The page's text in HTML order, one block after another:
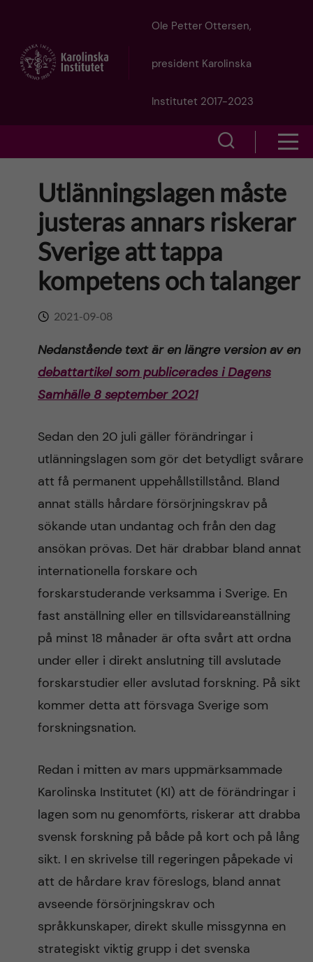
t
Ole Petter Ottersen,
president Karolinska
Institutet 2017-2023
o
w
e
c
h
i
e
l
d
m
n
u
Utlänningslagen måste
justeras annars riskerar
Sverige att tappa
kompetens och talanger
2021-09-08
Nedanstående text är en längre version av en
debattartikel som publicerades i Dagens
Samhälle 8 september 2021
Sedan den 20 juli gäller förändringar i
utlänningslagen som gör det betydligt svårare
att få permanent uppehållstillstånd. Bland
annat ställs hårdare försörjningskrav på
sökande utan undantag och från den dag
ansökan prövas. Det här drabbar bland annat
internationella forskare och
forskarstuderande verksamma i Sverige. En
fast anställning eller en tillsvidareanställning
på minst 18 månader är ofta svårt att ordna
under eller i direkt anslutning till avslutade
forskarstudier eller avslutad forskning. På sikt
kommer detta att försvaga Sverige som
forskningsnation.
Redan i mitten av mars uppmärksammade
Karolinska Institutet (KI) att de förändringar i
lagen som nu genomförts, riskerar att drabba
svensk forskning på både på kort och på lång
sikt. I en skrivelse till regeringen påpekade vi
att de hårdare krav föreslogs, bland annat
avseende försörjningskrav och
språkkunskaper, direkt skulle missgynna en
strategiskt viktig grupp i det svenska